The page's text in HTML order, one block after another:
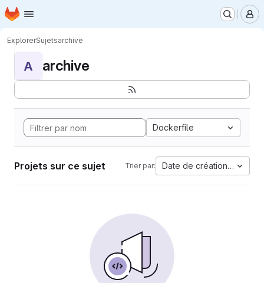
Passer au contenu principal
Page d'accueil
ExplorerSujetsarchive
A archive
Dockerfile
Projets sur ce sujet Trier par: Date de création la plus